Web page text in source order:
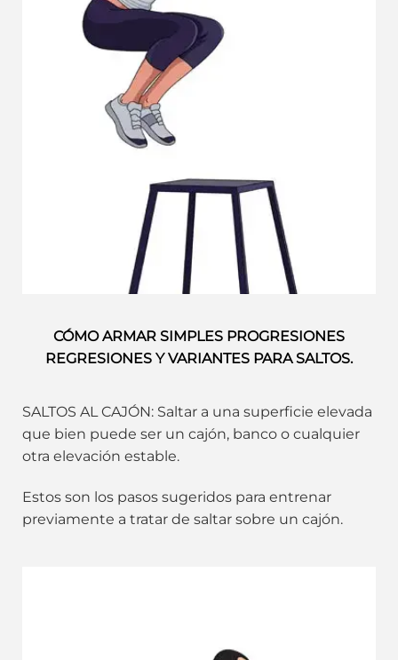
CÓMO ARMAR SIMPLES PROGRESIONES
REGRESIONES Y VARIANTES PARA SALTOS.
SALTOS AL CAJÓN: Saltar a una superficie elevada
que bien puede ser un cajón, banco o cualquier
otra elevación estable.
Estos son los pasos sugeridos para entrenar
previamente a tratar de saltar sobre un cajón.